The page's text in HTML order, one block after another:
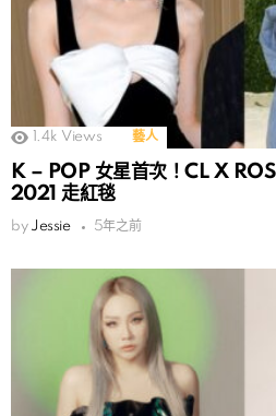
1.4k Views 藝人
K – POP 女星首次！CL X
2021 走紅毯
by Jessie 5年之前